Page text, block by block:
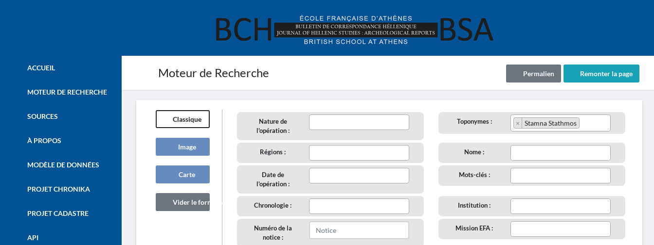
Moteur de Recherche Remonter la page
Permalien
ACCUEIL
MOTEUR DE RECHERCHE
SOURCES
À PROPOS
MODÈLE DE DONNÉES
PROJET CHRONIKA
PROJET CADASTRE
API
Classique
Image
Carte
Vider le formulaire
Nature de
l'opération :
Toponymes : × Stamna Stathmos
Régions : Nome :
Date de
l'opération :
Mots-clés :
Chronologie : Institution :
Numéro de la
notice :
Mission EFA :